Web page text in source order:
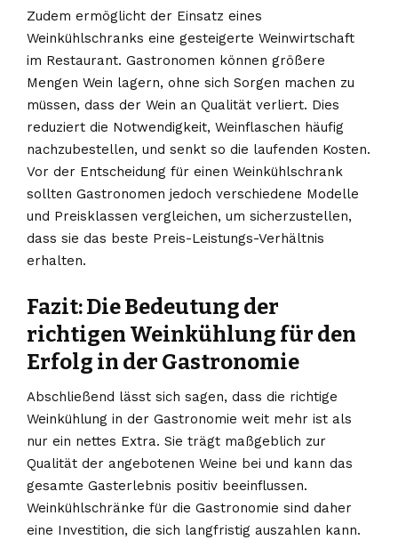
Zudem ermöglicht der Einsatz eines
Weinkühlschranks eine gesteigerte Weinwirtschaft
im Restaurant. Gastronomen können größere
Mengen Wein lagern, ohne sich Sorgen machen zu
müssen, dass der Wein an Qualität verliert. Dies
reduziert die Notwendigkeit, Weinflaschen häufig
nachzubestellen, und senkt so die laufenden Kosten.
Vor der Entscheidung für einen Weinkühlschrank
sollten Gastronomen jedoch verschiedene Modelle
und Preisklassen vergleichen, um sicherzustellen,
dass sie das beste Preis-Leistungs-Verhältnis
erhalten.
Fazit: Die Bedeutung der
richtigen Weinkühlung für den
Erfolg in der Gastronomie
Abschließend lässt sich sagen, dass die richtige
Weinkühlung in der Gastronomie weit mehr ist als
nur ein nettes Extra. Sie trägt maßgeblich zur
Qualität der angebotenen Weine bei und kann das
gesamte Gasterlebnis positiv beeinflussen.
Weinkühlschränke für die Gastronomie sind daher
eine Investition, die sich langfristig auszahlen kann.